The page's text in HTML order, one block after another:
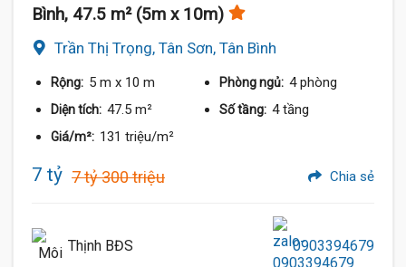
Bình, 47.5 m² (5m x 10m)
Trần Thị Trọng, Tân Sơn, Tân Bình
Rộng: 5 m x 10 m Phòng ngủ: 4 phòng
Diện tích: 47.5 m² Số tầng: 4 tầng
Giá/m²: 131 triệu/m²
7 tỷ 7 tỷ 300 triệu Chia sẻ
Thịnh BĐS 0903394679